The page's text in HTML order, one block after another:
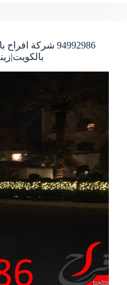
94992986 شركة افراح